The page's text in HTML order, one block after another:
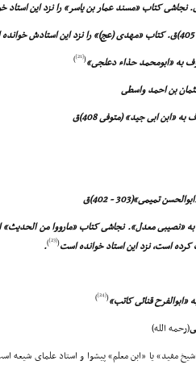
(
[21]
)
«نصیبى معدل». نجاشى کتاب «مارووا من الحدیث»
(
[23]
)
.
(
[24]
)
(رحمه الله)
مفید» یا «ابن معلم» پیشوا و استاد علماى شیعه